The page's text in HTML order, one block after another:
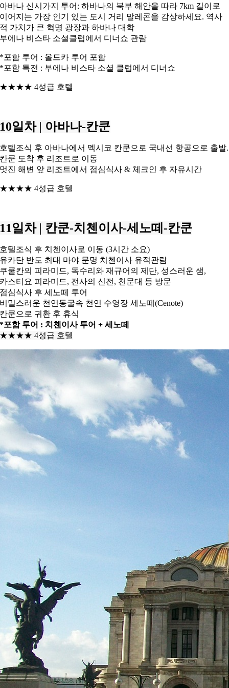
아바나 신시가지 투어: 하바나의 북부 해안을 따라 7km 길이로
이어지는 가장 인기 있는 도시 거리 말레콘을 감상하세요. 역사
적 가치가 큰 혁명 광장과 하바나 대학
부에나 비스타 소셜클럽에서 디너쇼 관람
*포함 투어 : 올드카 투어 포함
*포함 특전 : 부에나 비스타 소셜 클럽에서 디너쇼
★★★★ 4성급 호텔
10일차 | 아바나-칸쿤
호텔조식 후 아바나에서 멕시코 칸쿤으로 국내선 항공으로 출발.
칸쿤 도착 후 리조트로 이동
멋진 해변 앞 리조트에서 점심식사 & 체크인 후 자유시간
★★★★ 4성급 호텔
11일차 | 칸쿤-치첸이사-세노떼-칸쿤
호텔조식 후 치첸이사로 이동 (3시간 소요)
유카탄 반도 최대 마야 문명 치첸이사 유적관람
쿠쿨칸의 피라미드, 독수리와 재규어의 제단, 성스러운 샘,
카스티요 피라미드, 전사의 신전, 천문대 등 방문
점심식사 후 세노떼 투어
비밀스러운 천연동굴속 천연 수영장 세노떼(Cenote)
칸쿤으로 귀환 후 휴식
*포함 투어 : 치첸이사 투어 + 세노떼
★★★★ 4성급 호텔